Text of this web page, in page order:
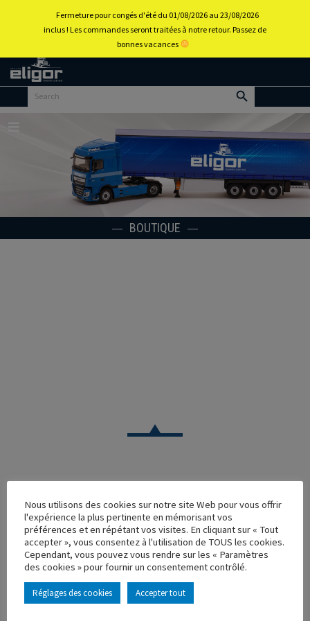
Retour
BOUTIQUE
VOITURE
JAGUAR MK1 BERLINE 1960 GRIS
Réf. : 100556
Rupture de stock
Caractéristique principales :
Nous utilisons des cookies sur notre site Web pour vous offrir
l'expérience la plus pertinente en mémorisant vos
préférences et en répétant vos visites. En cliquant sur « Tout
accepter », vous consentez à l'utilisation de TOUS les cookies.
Cependant, vous pouvez vous rendre sur les « Paramètres
des cookies » pour fournir un consentement contrôlé.
Réglages des cookies Accepter tout
Fermeture pour congés d'été du 01/08/2026 au 23/08/2026
inclus ! Les commandes seront traitées à notre retour. Passez de
bonnes vacances